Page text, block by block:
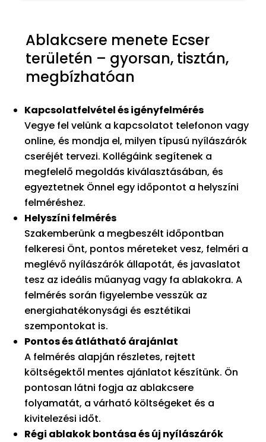
Ablakcsere menete Ecser
területén – gyorsan, tisztán,
megbízhatóan
Kapcsolatfelvétel és igényfelmérés
Vegye fel velünk a kapcsolatot telefonon vagy
online, és mondja el, milyen típusú nyílászárók
cseréjét tervezi. Kollégáink segítenek a
megfelelő megoldás kiválasztásában, és
egyeztetnek Önnel egy időpontot a helyszíni
felméréshez.
Helyszíni felmérés
Szakemberünk a megbeszélt időpontban
felkeresi Önt, pontos méreteket vesz, felméri a
meglévő nyílászárók állapotát, és javaslatot
tesz az ideális műanyag vagy fa ablakokra. A
felmérés során figyelembe vesszük az
energiahatékonysági és esztétikai
szempontokat is.
Pontos és átlátható árajánlat
A felmérés alapján részletes, rejtett
költségektől mentes ajánlatot készítünk. Ön
pontosan látni fogja az ablakcsere
folyamatát, a várható költségeket és a
kivitelezési időt.
Régi ablakok bontása és új nyílászárók